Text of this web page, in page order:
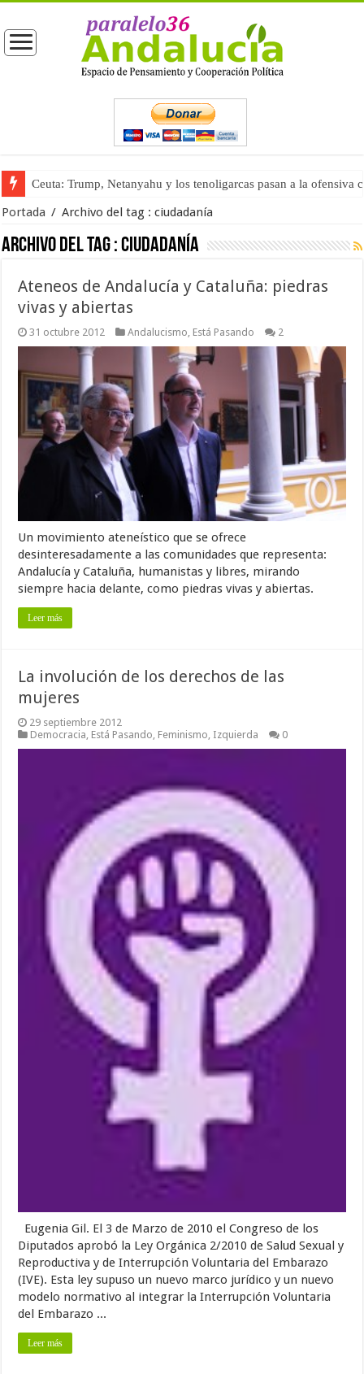
Ceuta: Trump, Netanyahu y los tenoligarcas pasan a la ofensiva
Portada / Archivo del tag :ciudadanía
Archivo del tag :ciudadanía
Ateneos de Andalucía y Cataluña: piedras
vivas y abiertas
31 octubre 2012 Andalucismo, Está Pasando 2
Un movimiento ateneístico que se ofrece
desinteresadamente a las comunidades que representa:
Andalucía y Cataluña, humanistas y libres, mirando
siempre hacia delante, como piedras vivas y abiertas.
Leer más
La involución de los derechos de las
mujeres
29 septiembre 2012
Democracia Está Pasando Feminismo Izquierda 0
Eugenia Gil. El 3 de Marzo de 2010 el Congreso de los
Diputados aprobó la Ley Orgánica 2/2010 de Salud Sexual y
Reproductiva y de Interrupción Voluntaria del Embarazo
(IVE). Esta ley supuso un nuevo marco jurídico y un nuevo
modelo normativo al integrar la Interrupción Voluntaria
del Embarazo ...
Leer más